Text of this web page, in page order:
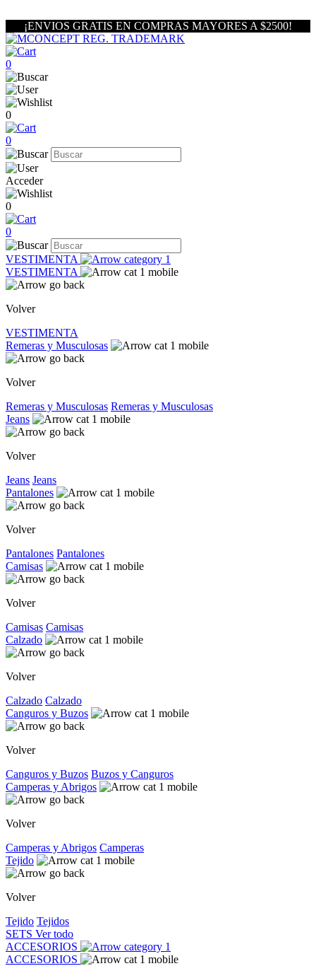
¡ENVIOS GRATIS EN COMPRAS MAYORES A $2500!
0
0
0
Acceder
0
0
VESTIMENTA
VESTIMENTA
Volver
VESTIMENTA
Remeras y Musculosas
Volver
Remeras y Musculosas Remeras y Musculosas
Jeans
Volver
Jeans Jeans
Pantalones
Volver
Pantalones Pantalones
Camisas
Volver
Camisas Camisas
Calzado
Volver
Calzado Calzado
Canguros y Buzos
Volver
Canguros y Buzos Buzos y Canguros
Camperas y Abrigos
Volver
Camperas y Abrigos Camperas
Tejido
Volver
Tejido Tejidos
SETS Ver todo
ACCESORIOS
ACCESORIOS